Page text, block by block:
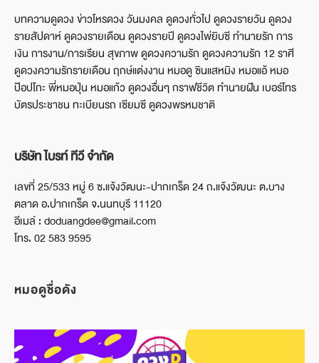
บทความดูดวง ข่าวโหรดวง วันมงคล ดูดวงทั่วไป ดูดวงรายวัน ดูดวง
รายสัปดาห์ ดูดวงรายเดือน ดูดวงรายปี ดูดวงไพ่ยิบซี ทำนายรัก การ
เงิน การงาน/การเรียน สุขภาพ ดูดวงความรัก ดูดวงความรัก 12 ราศี
ดูดวงความรักรายเดือน ฤกษ์แต่งงาน หมอดู ซินแสหมิง หมอแอ้ หมอ
ป๊อปโกะ พี่หมอปุ่น หมอแก้ว ดูดวงอื่นๆ กราฟชีวิต ทำนายฝัน เบอร์โทร
บัตรประชาชน ทะเบียนรถ เซียมซี ดูดวงพรหมชาติ
บริษัท ไบรท์ ทีวี จำกัด
เลขที่ 25/533 หมู่ 6 ซ.แจ้งวัฒนะ-ปากเกร็ด 24 ถ.แจ้งวัฒนะ ต.บาง
ตลาด อ.ปากเกร็ด จ.นนทบุรี 11120
อีเมล์ : doduangdee@gmail.com
โทร. 02 583 9595
หมอดูชื่อดัง